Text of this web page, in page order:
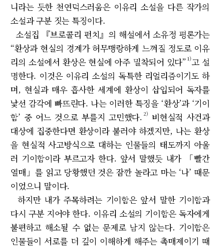
니라는 듯한 천연덕스러움은 이유리 소설을 다른 작가의
소설과 구분 짓는 특징이다.
소설집 『브로콜리 펀치』의 해설에서 소유정 평론가는
“환상과 현실의 경계가 허무맹랑하게 느껴질 정도로 이유
리의 소설에서 환상은 현실에 아주 밀착되어 있다” 1)고 설
명한다. 이것은 이유리 소설의 독특한 리얼리즘이기도 하
며, 현실과 매우 흡사한 세계에 환상이 삽입되어 독자를
낯선 감각에 빠뜨린다. 나는 이러한 특징을 ‘환상’과 ‘기이
함’ 중 어느 것으로 부를지 고민했다. 2)
비현실적 사건과
대상에 집중한다면 환상이라 불러야 하겠지만, 나는 환상
을 현실적 사고방식으로 대하는 인물들의 태도까지 아울
러 기이함이라 부르고자 한다. 앞서 말했듯 내가 「빨간
열매」를 읽고 당황했던 것은 잠깐 놀라고 마는 ‘나’ 때문
이었으니 말이다.
하지만 내가 주목하려는 기이함은 앞서 말한 기이함과
다시 구분 지어야 한다. 이유리 소설의 기이함은 독자에게
불편하고 해소될 수 없는 문제로 남지 않는다. 기이함은
인물들이 서로를 더 깊이 이해하게 해주는 촉매제이기 때